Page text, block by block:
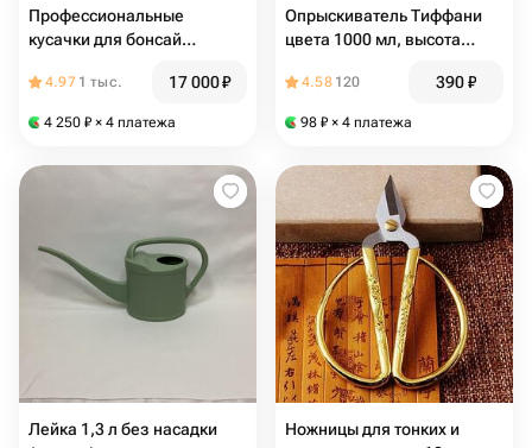
Профессиональные
кусачки для бонсай
4.97 1 тыс. 17 000₽
4 250 ₽ × 4 платежа
Опрыскиватель Тиффани
цвета 1000 мл, высота
4.58 120 390₽
98 ₽ × 4 платежа
Лейка 1,3 л без насадки
Ножницы для тонких и